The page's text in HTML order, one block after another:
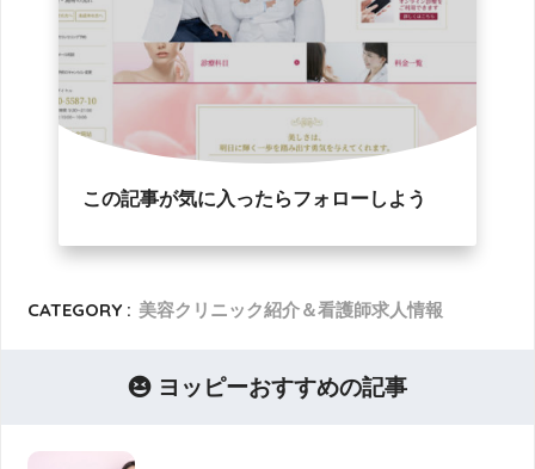
この記事が気に入ったらフォローしよう
CATEGORY : 美容クリニック紹介＆看護師求人情報
ヨッピーおすすめの記事